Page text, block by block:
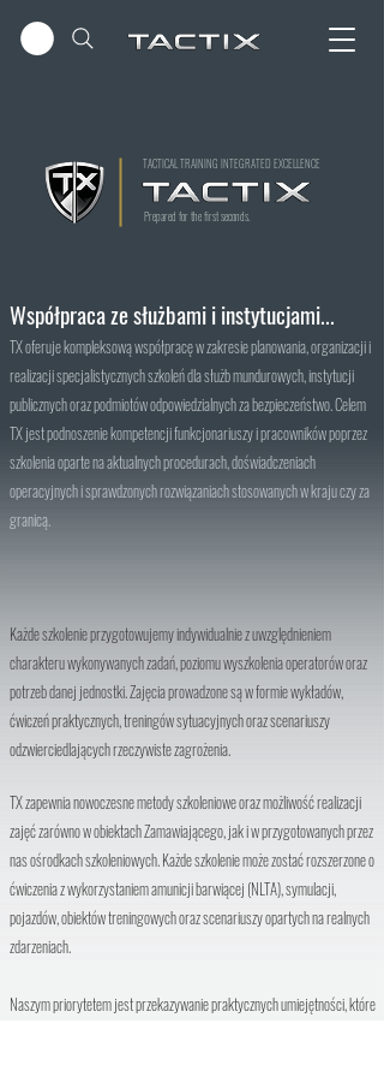
TACTICAL TRAINING INTEGRATED EXCELLENCE
Prepared for the first seconds.
Współpraca ze służbami i instytucjami...
TX oferuje kompleksową współpracę w zakresie planowania, organizacji i
realizacji specjalistycznych szkoleń dla służb mundurowych, instytucji
publicznych oraz podmiotów odpowiedzialnych za bezpieczeństwo. Celem
TX jest podnoszenie kompetencji funkcjonariuszy i pracowników poprzez
szkolenia oparte na aktualnych procedurach, doświadczeniach
operacyjnych i sprawdzonych rozwiązaniach stosowanych w kraju czy za
granicą.
Każde szkolenie przygotowujemy indywidualnie z uwzględnieniem
charakteru wykonywanych zadań, poziomu wyszkolenia operatorów oraz
potrzeb danej jednostki. Zajęcia prowadzone są w formie wykładów,
ćwiczeń praktycznych, treningów sytuacyjnych oraz scenariuszy
odzwierciedlających rzeczywiste zagrożenia.
TX zapewnia nowoczesne metody szkoleniowe oraz możliwość realizacji
zajęć zarówno w obiektach Zamawiającego, jak i w przygotowanych przez
nas ośrodkach szkoleniowych. Każde szkolenie może zostać rozszerzone o
ćwiczenia z wykorzystaniem amunicji barwiącej (NLTA), symulacji,
pojazdów, obiektów treningowych oraz scenariuszy opartych na realnych
zdarzeniach.
Naszym priorytetem jest przekazywanie praktycznych umiejętności, które